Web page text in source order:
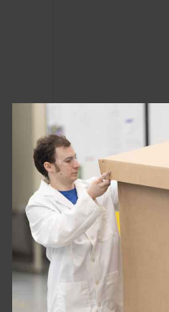
wordpress_test_cookie